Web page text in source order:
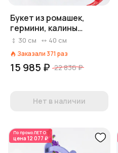
Букет из ромашек,
гермини, калины
«Костры рябин»
30 см 40 см
Заказали 371 раз
15 985 ₽ 22 836 ₽
Нет в наличии
По промоЛЕТО
цена 12 077 ₽